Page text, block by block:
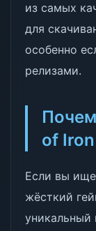
из самых
для
особенно
релизами.
of Iron
Если вы
жёсткий
уникальный